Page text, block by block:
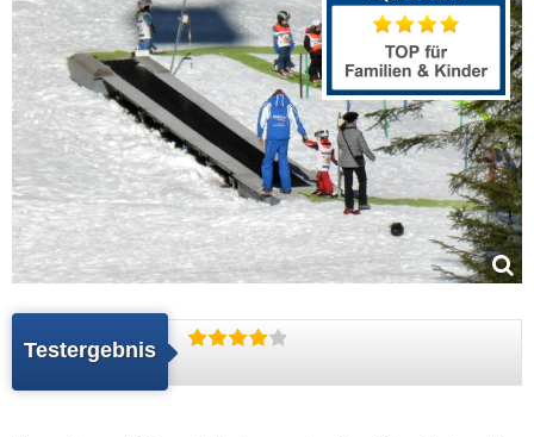
Testergebnis